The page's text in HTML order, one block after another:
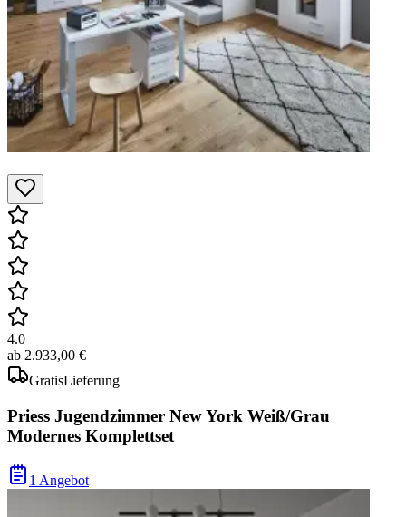
4.0
ab 2.933,00 €
GratisLieferung
Priess Jugendzimmer New York Weiß/Grau
Modernes Komplettset
1 Angebot